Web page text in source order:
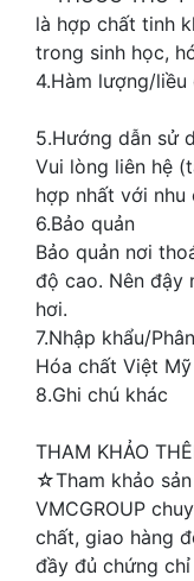
là hợp chất tinh
trong sinh học,
4.Hàm lượng/liều
5.Hướng dẫn sử
Vui lòng liên hệ
hợp nhất với nhu
6.Bảo quản
Bảo quản nơi
độ cao. Nên đậy
hơi.
7.Nhập khẩu/
Hóa chất Việt Mỹ
8.Ghi chú khác
THAM KHẢO
☆Tham khảo
VMCGROUP
chất, giao hàng
đầy đủ chứng